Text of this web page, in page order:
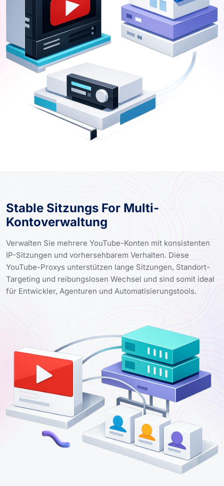
Stable Sitzungs For Multi-
Kontoverwaltung
Verwalten Sie mehrere YouTube-Konten mit konsistenten
IP-Sitzungen und vorhersehbarem Verhalten. Diese
YouTube-Proxys unterstützen lange Sitzungen, Standort-
Targeting und reibungslosen Wechsel und sind somit ideal
für Entwickler, Agenturen und Automatisierungstools.